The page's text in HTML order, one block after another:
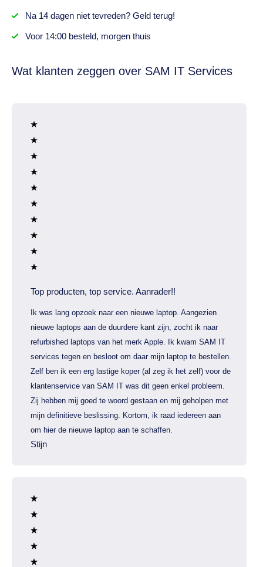
Na 14 dagenniet tevreden? Geld terug!
Voor 14:00 besteld, morgen thuis
Wat klanten zeggen over SAM IT Services
Top producten, top service. Aanrader!!
Ik was lang opzoek naar een nieuwe laptop. Aangezien
nieuwe laptops aan de duurdere kant zijn, zocht ik naar
refurbished laptops van het merk Apple. Ik kwam SAM IT
services tegen en besloot om daar mijn laptop te bestellen.
Zelf ben ik een erg lastige koper (al zeg ik het zelf) voor de
klantenservice van SAM IT was dit geen enkel probleem.
Zij hebben mij goed te woord gestaan en mij geholpen met
mijn definitieve beslissing. Kortom, ik raad iedereen aan
om hier de nieuwe laptop aan te schaffen.
Stijn